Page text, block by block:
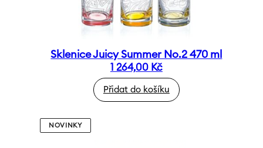
Sklenice Juicy Summer No.2 470 ml
1 264,00 Kč
Přidat do košíku
NOVINKY